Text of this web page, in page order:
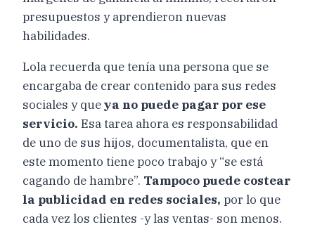
presupuestos y aprendieron nuevas
habilidades.
Lola recuerda que tenía una persona que se
encargaba de crear contenido para sus redes
sociales y queya no puede pagar por ese
servicio. Esa tarea ahora es responsabilidad
de uno de sus hijos, documentalista, que en
este momento tiene poco trabajo y “se está
cagando de hambre”. Tampoco puede costear
la publicidad en redes sociales, por lo que
cada vez los clientes -y las ventas- son menos.